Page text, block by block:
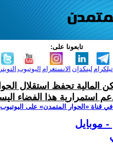
تابعونا على:
التويتر اليوتيوب الانستغرام لينكدإن تيلكرام
المالية تحفظ استقلال
استمرارية هذا الفضاء
قناة ‫«الحوار المتمدن» على
- موبايل